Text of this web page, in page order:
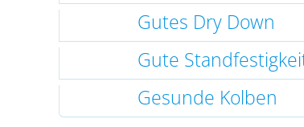
Gutes Dry Down
Gute
Gesunde Kolben